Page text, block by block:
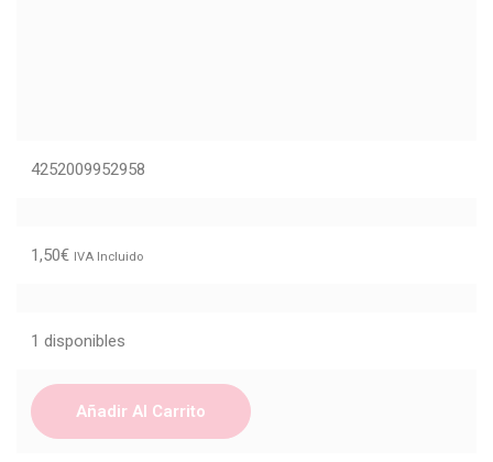
4252009952958
1,50€ IVA Incluido
1 disponibles
Añadir Al Carrito